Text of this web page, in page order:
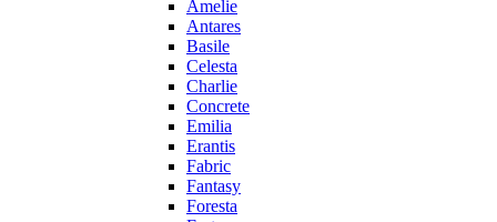
Amelie
Antares
Basile
Celesta
Charlie
Concrete
Emilia
Erantis
Fabric
Fantasy
Foresta